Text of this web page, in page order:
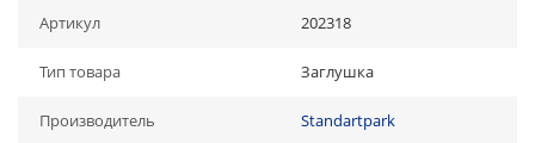
Артикул 202318
Тип товара Заглушка
Производитель Standartpark